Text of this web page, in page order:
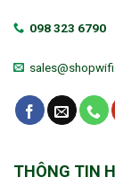
098 323 6790
THÔNG TIN